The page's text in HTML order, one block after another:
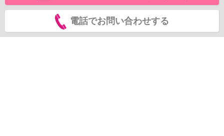
電話でお問い合わせする